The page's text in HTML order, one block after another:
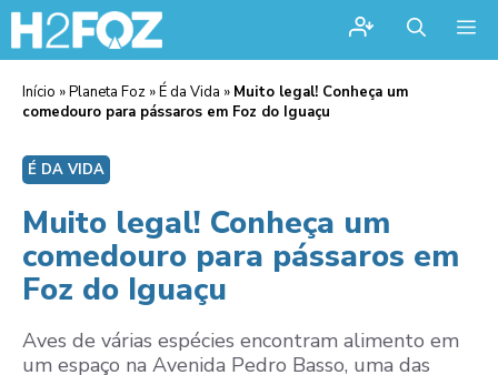
Início »Planeta Foz »É da Vida » Muito legal! Conheça um
comedouro para pássaros em Foz do Iguaçu
É DA VIDA
Muito legal! Conheça um
comedouro para pássaros em
Foz do Iguaçu
Aves de várias espécies encontram alimento em
um espaço na Avenida Pedro Basso, uma das